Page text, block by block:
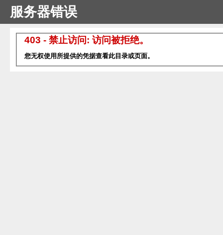
服务器错误
403 - 禁止访问: 访问被拒绝。
您无权使用所提供的凭据查看此目录或页面。